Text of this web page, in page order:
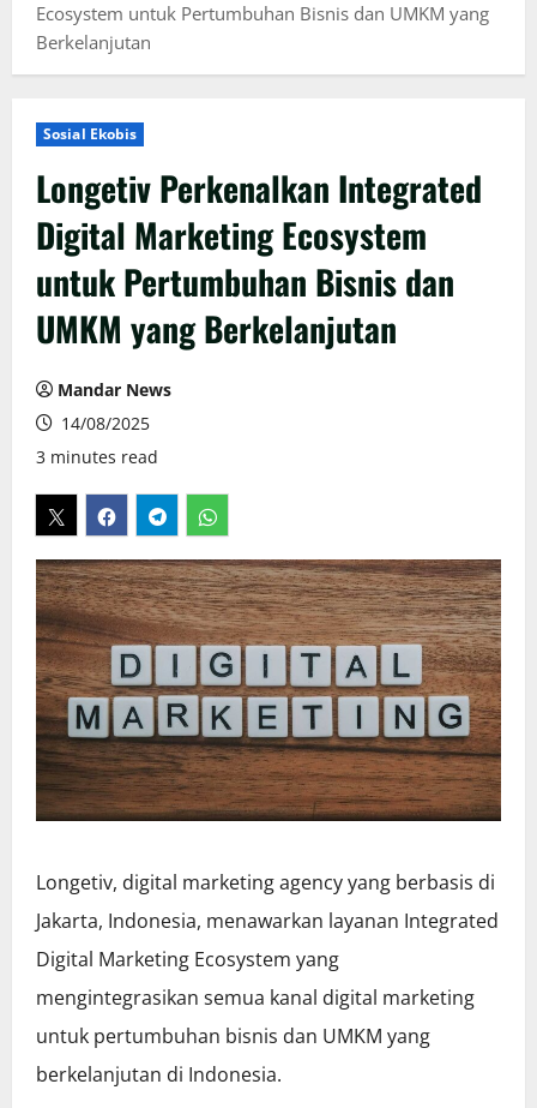
Ecosystem untuk Pertumbuhan Bisnis dan UMKM yang
Berkelanjutan
Sosial Ekobis
Longetiv Perkenalkan Integrated
Digital Marketing Ecosystem
untuk Pertumbuhan Bisnis dan
UMKM yang Berkelanjutan
Mandar News
14/08/2025
3 minutes read
Longetiv, digital marketing agency yang berbasis di
Jakarta, Indonesia, menawarkan layanan Integrated
Digital Marketing Ecosystem yang
mengintegrasikan semua kanal digital marketing
untuk pertumbuhan bisnis dan UMKM yang
berkelanjutan di Indonesia.